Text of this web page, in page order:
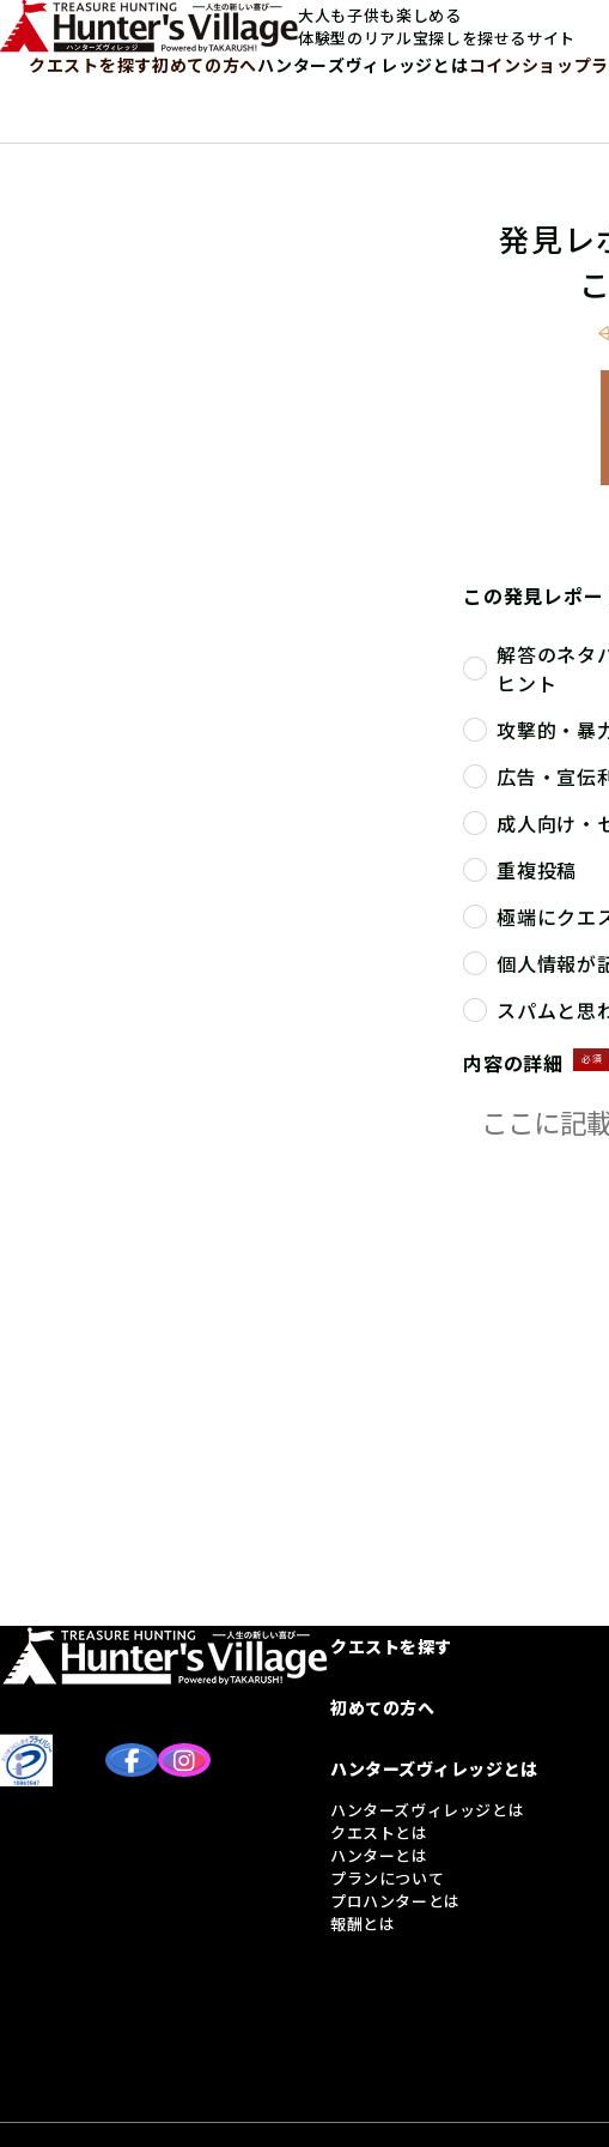
大人も子供も楽しめる
体験型のリアル宝探しを探せるサイト
クエストを探す初めての方へハンターズヴィレッジとはコインショップ
発見レ
この発見レポ
解答のネタ
ヒント
攻撃的・暴
広告・宣伝
成人向け・
重複投稿
極端にクエ
個人情報が
スパムと思
内容の詳細
必須
クエストを探す
初めての方へ
ハンターズヴィレッジとは
ハンターズヴィレッジとは
クエストとは
ハンターとは
プランについて
プロハンターとは
報酬とは